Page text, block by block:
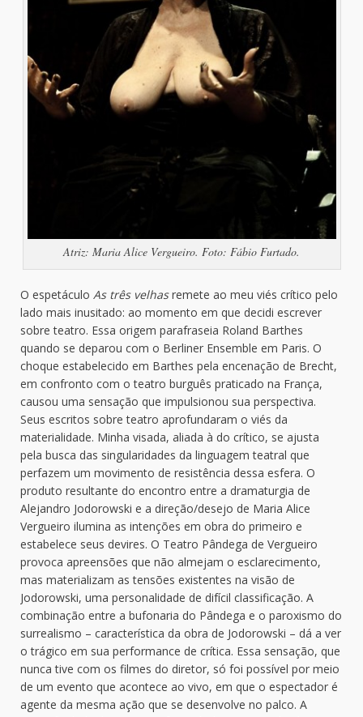
Atriz: Maria Alice Vergueiro. Foto: Fábio Furtado.
O espetáculo As três velhasremete ao meu viés crítico pelo
lado mais inusitado: ao momento em que decidi escrever
sobre teatro. Essa origem parafraseia Roland Barthes
quando se deparou com o Berliner Ensemble em Paris. O
choque estabelecido em Barthes pela encenação de Brecht,
em confronto com o teatro burguês praticado na França,
causou uma sensação que impulsionou sua perspectiva.
Seus escritos sobre teatro aprofundaram o viés da
materialidade. Minha visada, aliada à do crítico, se ajusta
pela busca das singularidades da linguagem teatral que
perfazem um movimento de resistência dessa esfera. O
produto resultante do encontro entre a dramaturgia de
Alejandro Jodorowski e a direção/desejo de Maria Alice
Vergueiro ilumina as intenções em obra do primeiro e
estabelece seus devires. O Teatro Pândega de Vergueiro
provoca apreensões que não almejam o esclarecimento,
mas materializam as tensões existentes na visão de
Jodorowski, uma personalidade de difícil classificação. A
combinação entre a bufonaria do Pândega e o paroxismo do
surrealismo – característica da obra de Jodorowski – dá a ver
o trágico em sua performance de crítica. Essa sensação, que
nunca tive com os filmes do diretor, só foi possível por meio
de um evento que acontece ao vivo, em que o espectador é
agente da mesma ação que se desenvolve no palco. A